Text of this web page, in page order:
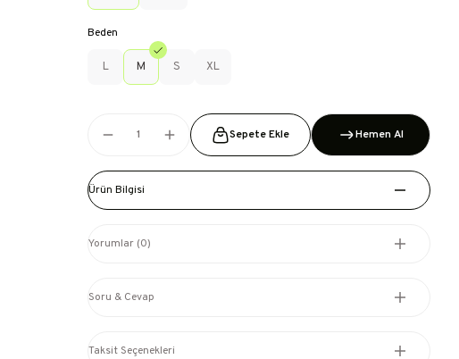
Beden
L M S XL
Sepete Ekle Hemen Al
Ürün Bilgisi
Yorumlar (0)
Soru & Cevap
Taksit Seçenekleri